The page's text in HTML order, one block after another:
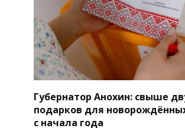
Губернатор Анохин: свыше
подарков для
с начала года